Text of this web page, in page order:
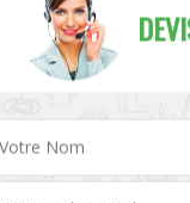
Pose et